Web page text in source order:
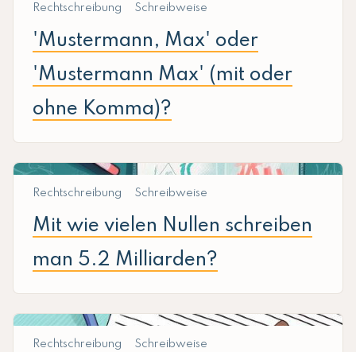
Rechtschreibung Schreibweise
'Mustermann, Max' oder
'Mustermann Max' (mit oder
ohne Komma)?
Rechtschreibung Schreibweise
Mit wie vielen Nullen schreiben
man 5.2 Milliarden?
Rechtschreibung Schreibweise